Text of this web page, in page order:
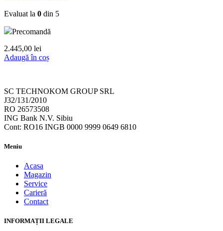
Evaluat la 0 din 5
Precomandă
2.445,00 lei
Adaugă în coș
SC TECHNOKOM GROUP SRL
J32/131/2010
RO 26573508
ING Bank N.V. Sibiu
Cont: RO16 INGB 0000 9999 0649 6810
Meniu
Acasa
Magazin
Service
Carieră
Contact
INFORMAȚII LEGALE